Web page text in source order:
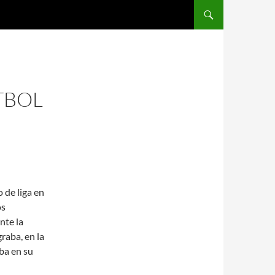
de liga en
la
en la
en su